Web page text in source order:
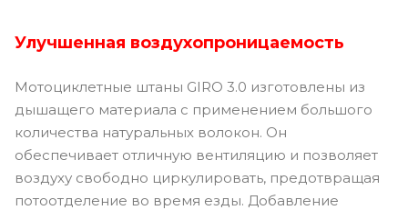
Улучшенная воздухопроницаемость
Мотоциклетные штаны GIRO 3.0 изготовлены из
дышащего материала с применением большого
количества натуральных волокон. Он
обеспечивает отличную вентиляцию и позволяет
воздуху свободно циркулировать, предотвращая
потоотделение во время езды. Добавление